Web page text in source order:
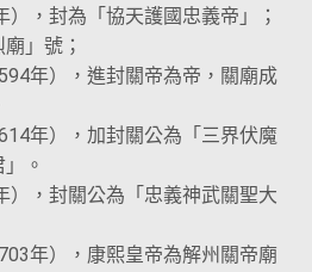
，封為「協天護國忠義帝」；
」號；
年），進封關帝為帝，關廟成
年），加封關公為「三界伏魔
。
），封關公為「忠義神武關聖大
年），康熙皇帝為解州關帝廟